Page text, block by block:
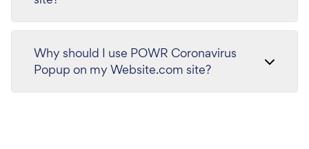
Why should I use POWR Coronavirus
Popup on my Website.com site?